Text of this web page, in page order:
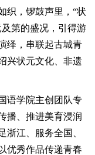
织，锣鼓声里，“状
第的盛况，引得游
绎，串联起古城青
兴状元文化、非遗
语学院主创团队专
播、推进美育浸润
浙江、服务全国、
优秀作品传递青春